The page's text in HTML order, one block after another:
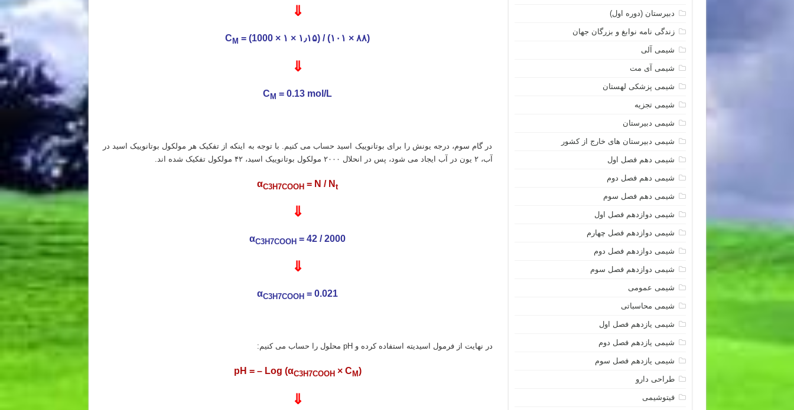
⇓
C M = (1000 × ۱ × ۱٫۱۵) / (۱۰۱ × ۸۸)
⇓
C M = 0.13 mol/L
در گام سوم، درجه یونش را برای بوتانوییک اسید حساب می کنیم. با توجه به اینکه از تفکیک هر مولکول بوتانوییک اسید در
آب، ۲ یون در آب ایجاد می شود، پس در انحلال ۲۰۰۰ مولکول بوتانوییک اسید، ۴۲ مولکول تفکیک شده اند.
αC3H7COOH = N / N t
⇓
αC3H7COOH = 42 / 2000
⇓
αC3H7COOH = 0.021
در نهایت از فرمول اسیدیته استفاده کرده و pH محلول را حساب می کنیم:
pH = – Log (αC3H7COOH × C M)
⇓
دبیرستان (دوره اول)
زندگی نامه نوابغ و بزرگان جهان
شیمی آلی
شیمی آی مت
شیمی پزشکی لهستان
شیمی تجزیه
شیمی دبیرستان
شیمی دبیرستان های خارج از کشور
شیمی دهم فصل اول
شیمی دهم فصل دوم
شیمی دهم فصل سوم
شیمی دوازدهم فصل اول
شیمی دوازدهم فصل چهارم
شیمی دوازدهم فصل دوم
شیمی دوازدهم فصل سوم
شیمی عمومی
شیمی محاسباتی
شیمی یازدهم فصل اول
شیمی یازدهم فصل دوم
شیمی یازدهم فصل سوم
طراحی دارو
فیتوشیمی